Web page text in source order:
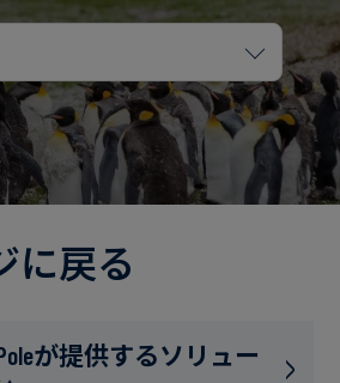
所
地
誠
実
へ
り
エ
ル
ギ
ー・
電
ガ
ス
食
後
イ
ベ
ン
ト
ブ
ロ
に戻る
が提供するソリュー